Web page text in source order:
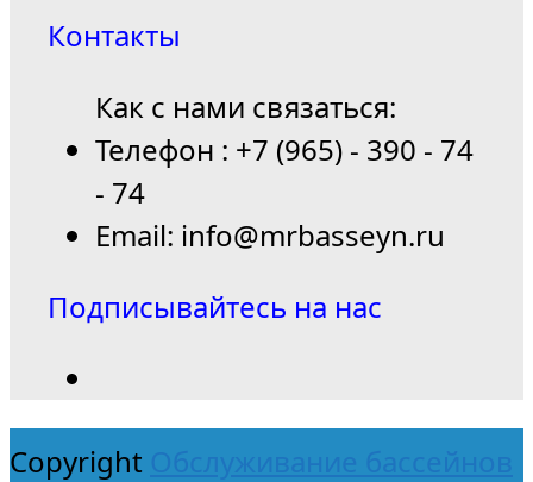
Контакты
Как с нами связаться:
Телефон : +7 (965) - 390 - 74
- 74
Email: info@mrbasseyn.ru
Подписывайтесь на нас
Copyright Обслуживание бассейнов